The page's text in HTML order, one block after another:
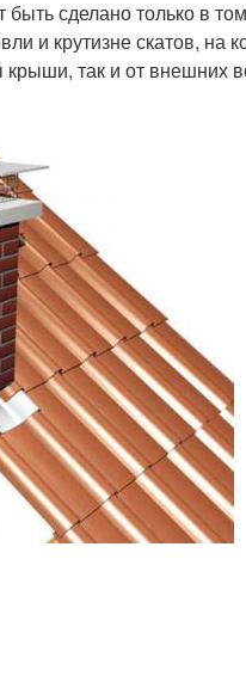
сделано только в
и крутизне скатов, на
так и от внешних